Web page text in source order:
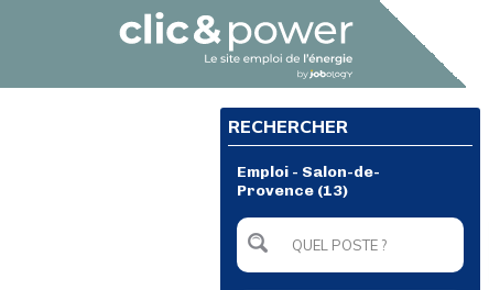
RECHERCHER
Emploi - Salon-de-
Provence (13)